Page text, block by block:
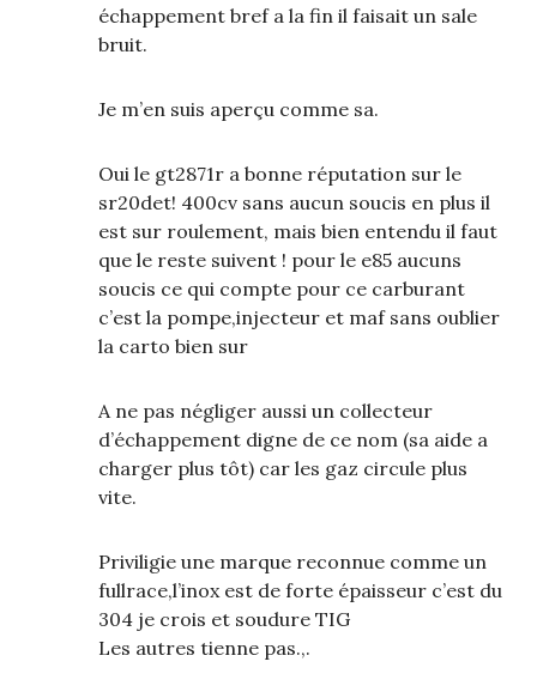
échappement bref a la fin il faisait un sale
bruit.
Je m’en suis aperçu comme sa.
Oui le gt2871r a bonne réputation sur le
sr20det! 400cv sans aucun soucis en plus il
est sur roulement, mais bien entendu il faut
que le reste suivent ! pour le e85 aucuns
soucis ce qui compte pour ce carburant
c’est la pompe,injecteur et maf sans oublier
la carto bien sur
A ne pas négliger aussi un collecteur
d’échappement digne de ce nom (sa aide a
charger plus tôt) car les gaz circule plus
vite.
Priviligie une marque reconnue comme un
fullrace,l’inox est de forte épaisseur c’est du
304 je crois et soudure TIG
Les autres tienne pas.,.